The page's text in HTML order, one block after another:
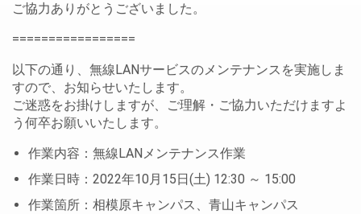
ご協力ありがとうございました。
=================
以下の通り、無線LANサービスのメンテナンスを実施しま
すので、お知らせいたします。
ご迷惑をお掛けしますが、ご理解・ご協力いただけますよ
う何卒お願いいたします。
作業内容：無線LANメンテナンス作業
作業日時：2022年10月15日(土) 12:30 ～ 15:00
作業箇所：相模原キャンパス、青山キャンパス